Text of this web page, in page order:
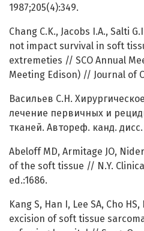
1987;205(4):349.
Chang C.K., Jacobs I.A., Salti
not impact survival in soft
extremeties // SCO Annual
Meeting Edison) // Journal of
Васильев С.Н.
лечение первичных и
тканей. Автореф. канд.
Abeloff MD, Armitage JO,
of the soft tissue // N.Y.
ed.:1686.
Kang S, Han I, Lee SA, Cho
excision of soft tissue